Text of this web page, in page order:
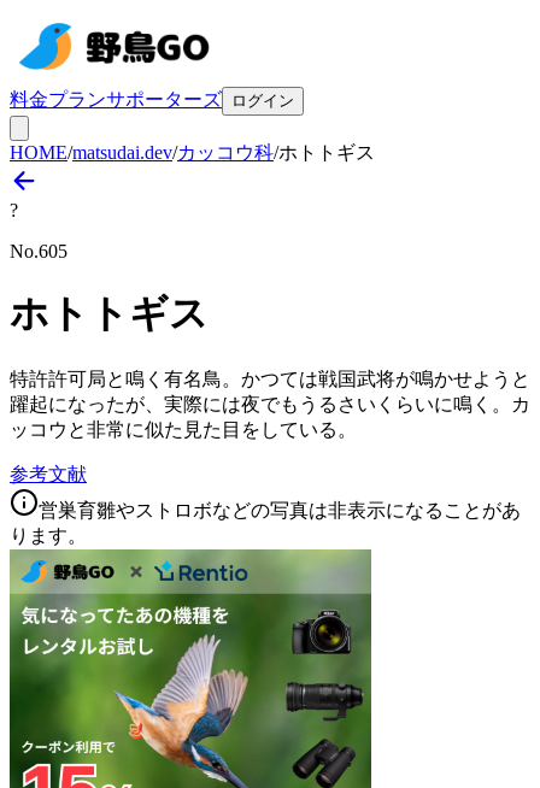
料金プランサポーターズ ログイン
HOME/matsudai.dev/カッコウ科/ホトトギス
?
No.605
ホトトギス
特許許可局と鳴く有名鳥。かつては戦国武将が鳴かせようと
躍起になったが、実際には夜でもうるさいくらいに鳴く。カ
ッコウと非常に似た見た目をしている。
参考文献
営巣育雛やストロボなどの写真は非表示になることがあ
ります。